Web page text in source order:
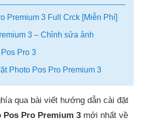
Premium 3 Full Crck [Miễn Phí]
3 – Chỉnh sửa ảnh
Pro 3
Photo Pos Pro Premium 3
qua bài viết hướng dẫn cài đặt
Pos Pro Premium 3 mới nhất về